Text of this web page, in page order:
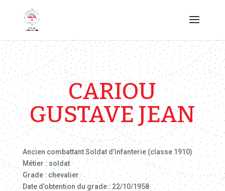
CARIOU
GUSTAVE JEAN
Ancien combattant Soldat d’infanterie (classe 1910)
Métier : soldat
Grade : chevalier
Date d’obtention du grade : 22/10/1958